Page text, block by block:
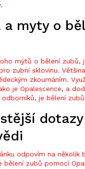
a myty o
mýtů o bělení zubů,
zubní sklovinu.
zkoumáním.
je Opalescence, a
je bělení
odpovím na několik
bělení zubů pomocí